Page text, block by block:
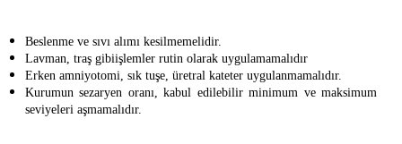
Beslenme ve sıvı alımı kesilmemelidir.
Lavman, traş gibiişlemler rutin olarak uygulamamalıdır
Erken amniyotomi, sık tuşe, üretral kateter uygulanmamalıdır.
Kurumun sezaryen oranı, kabul edilebilir minimum ve maksimum
seviyeleri aşmamalıdır.